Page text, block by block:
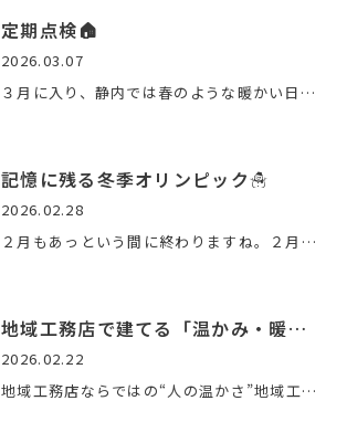
定期点検🏠
2026.03.07
３月に入り、静内では春のような暖かい日が続いております😊雪も…
記憶に残る冬季オリンピック☃️
2026.02.28
２月もあっという間に終わりますね。２月は逃げていきます。さ…
地域工務店で建てる「温かみ・暖かい」家づくり
2026.02.22
地域工務店ならではの“人の温かさ”地域工務店の魅力は、顔が見…